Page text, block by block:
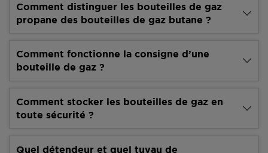
Comment distinguer les bouteilles de gaz
propane des bouteilles de gaz butane ?
Comment fonctionne la consigne d’une
bouteille de gaz ?
Comment stocker les bouteilles de gaz en
toute sécurité ?
Quel détendeur et quel tuyau de